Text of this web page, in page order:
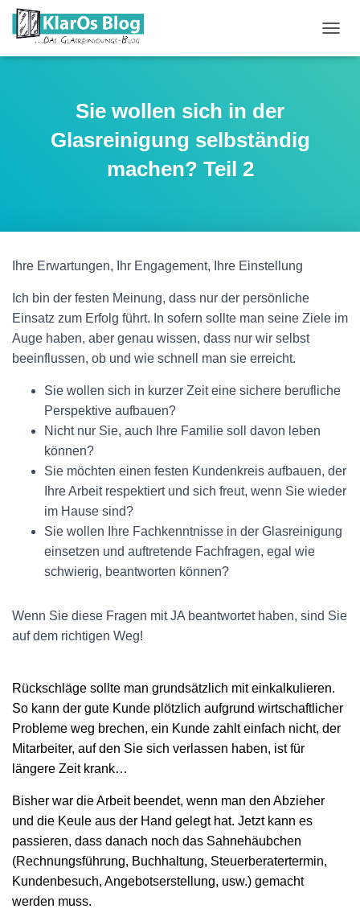
A
E
Sie wollen sich in der
Glasreinigung selbständig
machen? Teil 2
Ihre Erwartungen, Ihr Engagement, Ihre Einstellung
Ich bin der festen Meinung, dass nur der persönliche
Einsatz zum Erfolg führt. In sofern sollte man seine Ziele im
Auge haben, aber genau wissen, dass nur wir selbst
beeinflussen, ob und wie schnell man sie erreicht.
Sie wollen sich in kurzer Zeit eine sichere berufliche
Perspektive aufbauen?
Nicht nur Sie, auch Ihre Familie soll davon leben
können?
Sie möchten einen festen Kundenkreis aufbauen, der
Ihre Arbeit respektiert und sich freut, wenn Sie wieder
im Hause sind?
Sie wollen Ihre Fachkenntnisse in der Glasreinigung
einsetzen und auftretende Fachfragen, egal wie
schwierig, beantworten können?
Wenn Sie diese Fragen mit JA beantwortet haben, sind Sie
auf dem richtigen Weg!
Rückschläge sollte man grundsätzlich mit einkalkulieren.
So kann der gute Kunde plötzlich aufgrund wirtschaftlicher
Probleme weg brechen, ein Kunde zahlt einfach nicht, der
Mitarbeiter, auf den Sie sich verlassen haben, ist für
längere Zeit krank…
Bisher war die Arbeit beendet, wenn man den Abzieher
und die Keule aus der Hand gelegt hat. Jetzt kann es
passieren, dass danach noch das Sahnehäubchen
(Rechnungsführung, Buchhaltung, Steuerberatertermin,
Kundenbesuch, Angebotserstellung, usw.) gemacht
werden muss.